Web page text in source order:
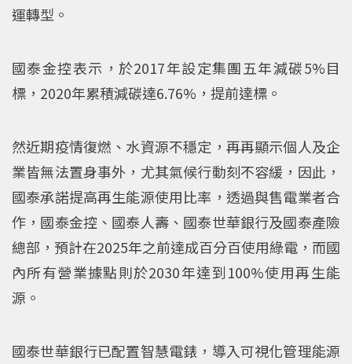
運轉型。
國泰金控表示，於2017年設定集團五年減碳5%目
標，2020年累積減碳達6.76%，提前達標。
然近期疫情復燃、水資源不穩定，再再顯示個人及企
業皆無法置身事外，尤其氣候行動刻不容緩，因此，
國泰承諾提高再生能源使用比率，透過與售電業者合
作，國泰金控、國泰人壽、國泰世華銀行及國泰產險
總部，預計在2025年之前達成百分百使用綠電，而國
內所有營業據點則於2030年達到100%使用再生能
源。
國泰世華銀行已配置智慧電錶，導入可視化管理能源